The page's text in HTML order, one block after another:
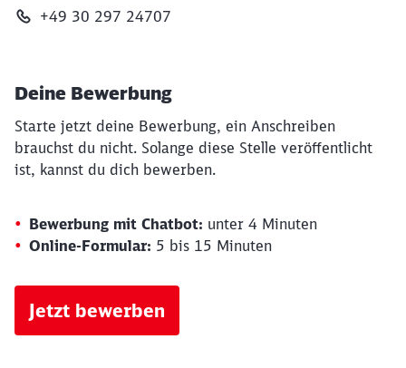
+49 30 297 24707
Deine Bewerbung
Starte jetzt deine Bewerbung, ein Anschreiben
brauchst du nicht. Solange diese Stelle veröffentlicht
ist, kannst du dich bewerben.
Bewerbung mit Chatbot: unter 4 Minuten
Online-Formular: 5 bis 15 Minuten
Jetzt bewerben